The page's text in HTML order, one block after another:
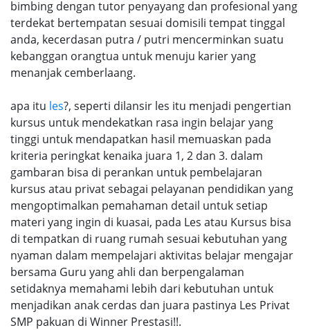
bimbing dengan tutor penyayang dan profesional yang
terdekat bertempatan sesuai domisili tempat tinggal
anda, kecerdasan putra / putri mencerminkan suatu
kebanggan orangtua untuk menuju karier yang
menanjak cemberlaang.
apa itu les?, seperti dilansir les itu menjadi pengertian
kursus untuk mendekatkan rasa ingin belajar yang
tinggi untuk mendapatkan hasil memuaskan pada
kriteria peringkat kenaika juara 1, 2 dan 3. dalam
gambaran bisa di perankan untuk pembelajaran
kursus atau privat sebagai pelayanan pendidikan yang
mengoptimalkan pemahaman detail untuk setiap
materi yang ingin di kuasai, pada Les atau Kursus bisa
di tempatkan di ruang rumah sesuai kebutuhan yang
nyaman dalam mempelajari aktivitas belajar mengajar
bersama Guru yang ahli dan berpengalaman
setidaknya memahami lebih dari kebutuhan untuk
menjadikan anak cerdas dan juara pastinya Les Privat
SMP pakuan di Winner Prestasi!!.